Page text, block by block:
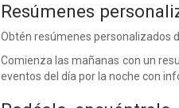
Resúmenes
Obtén resúmenes personalizados
Comienza las mañanas con un
eventos del día por la noche con